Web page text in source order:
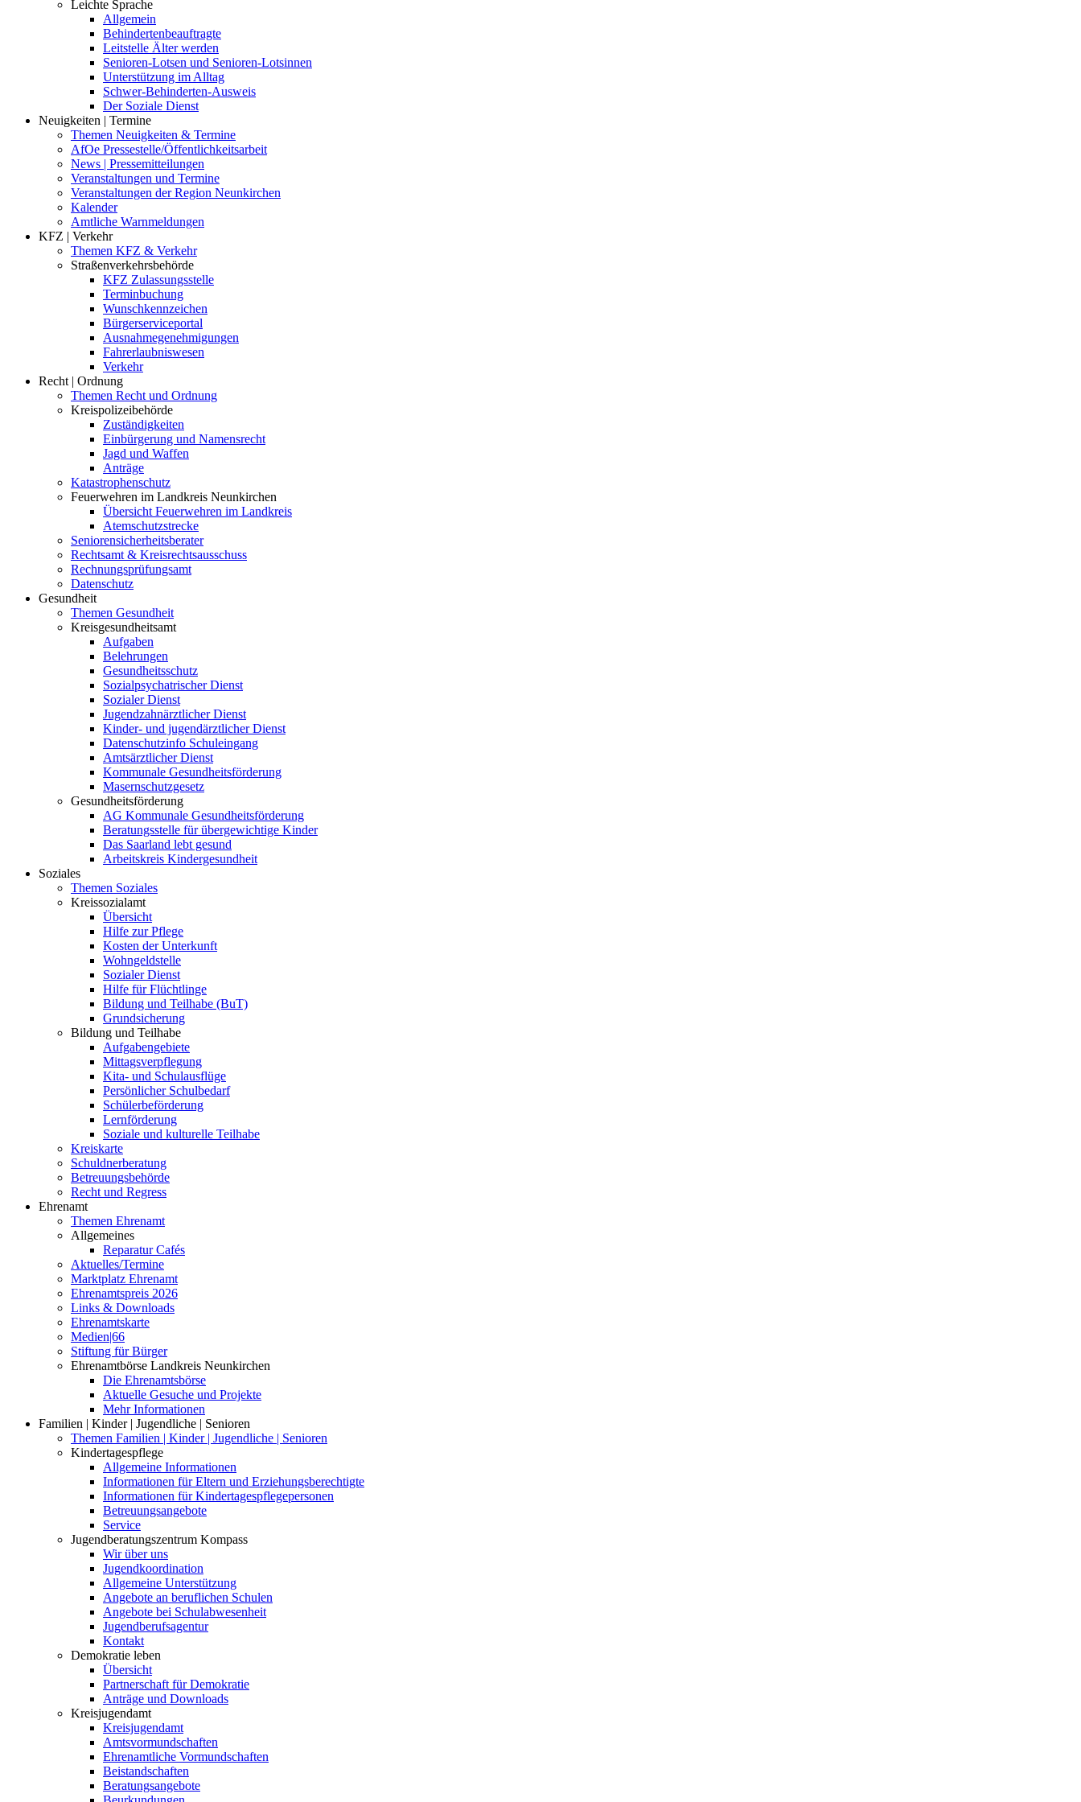
Leichte Sprache
Allgemein
Behindertenbeauftragte
Leitstelle Älter werden
Senioren-Lotsen und Senioren-Lotsinnen
Unterstützung im Alltag
Schwer-Behinderten-Ausweis
Der Soziale Dienst
Neuigkeiten | Termine
Themen Neuigkeiten & Termine
AfOe Pressestelle/Öffentlichkeitsarbeit
News | Pressemitteilungen
Veranstaltungen und Termine
Veranstaltungen der Region Neunkirchen
Kalender
Amtliche Warnmeldungen
KFZ | Verkehr
Themen KFZ & Verkehr
Straßenverkehrsbehörde
KFZ Zulassungsstelle
Terminbuchung
Wunschkennzeichen
Bürgerserviceportal
Ausnahmegenehmigungen
Fahrerlaubniswesen
Verkehr
Recht | Ordnung
Themen Recht und Ordnung
Kreispolizeibehörde
Zuständigkeiten
Einbürgerung und Namensrecht
Jagd und Waffen
Anträge
Katastrophenschutz
Feuerwehren im Landkreis Neunkirchen
Übersicht Feuerwehren im Landkreis
Atemschutzstrecke
Seniorensicherheitsberater
Rechtsamt & Kreisrechtsausschuss
Rechnungsprüfungsamt
Datenschutz
Gesundheit
Themen Gesundheit
Kreisgesundheitsamt
Aufgaben
Belehrungen
Gesundheitsschutz
Sozialpsychatrischer Dienst
Sozialer Dienst
Jugendzahnärztlicher Dienst
Kinder- und jugendärztlicher Dienst
Datenschutzinfo Schuleingang
Amtsärztlicher Dienst
Kommunale Gesundheitsförderung
Masernschutzgesetz
Gesundheitsförderung
AG Kommunale Gesundheitsförderung
Beratungsstelle für übergewichtige Kinder
Das Saarland lebt gesund
Arbeitskreis Kindergesundheit
Soziales
Themen Soziales
Kreissozialamt
Übersicht
Hilfe zur Pflege
Kosten der Unterkunft
Wohngeldstelle
Sozialer Dienst
Hilfe für Flüchtlinge
Bildung und Teilhabe (BuT)
Grundsicherung
Bildung und Teilhabe
Aufgabengebiete
Mittagsverpflegung
Kita- und Schulausflüge
Persönlicher Schulbedarf
Schülerbeförderung
Lernförderung
Soziale und kulturelle Teilhabe
Kreiskarte
Schuldnerberatung
Betreuungsbehörde
Recht und Regress
Ehrenamt
Themen Ehrenamt
Allgemeines
Reparatur Cafés
Aktuelles/Termine
Marktplatz Ehrenamt
Ehrenamtspreis 2026
Links & Downloads
Ehrenamtskarte
Medien|66
Stiftung für Bürger
Ehrenamtbörse Landkreis Neunkirchen
Die Ehrenamtsbörse
Aktuelle Gesuche und Projekte
Mehr Informationen
Familien | Kinder | Jugendliche | Senioren
Themen Familien | Kinder | Jugendliche | Senioren
Kindertagespflege
Allgemeine Informationen
Informationen für Eltern und Erziehungsberechtigte
Informationen für Kindertagespflegepersonen
Betreuungsangebote
Service
Jugendberatungszentrum Kompass
Wir über uns
Jugendkoordination
Allgemeine Unterstützung
Angebote an beruflichen Schulen
Angebote bei Schulabwesenheit
Jugendberufsagentur
Kontakt
Demokratie leben
Übersicht
Partnerschaft für Demokratie
Anträge und Downloads
Kreisjugendamt
Kreisjugendamt
Amtsvormundschaften
Ehrenamtliche Vormundschaften
Beistandschaften
Beratungsangebote